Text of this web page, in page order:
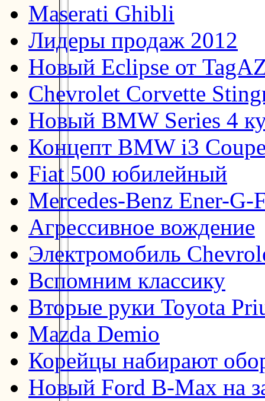
Maserati Ghibli
Лидеры продаж 2012
Новый Eclipse от
Chevrolet Corvette
Новый BMW Series 4
Концепт BMW i3
Fiat 500 юбилейный
Mercedes-Benz Ener-G-
Агрессивное вождение
Электромобиль
Вспомним классику
Вторые руки Toyota
Mazda Demio
Корейцы набирают
Новый Ford B-Max на